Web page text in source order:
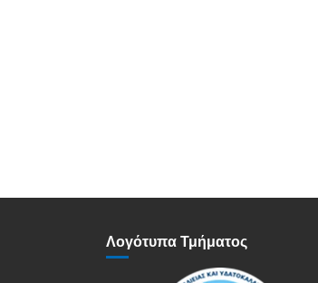
Λογότυπα Τμήματος